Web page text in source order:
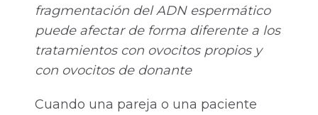
fragmentación del ADN espermático
puede afectar de forma diferente a los
tratamientos con ovocitos propios y
con ovocitos de donante
Cuando una pareja o una paciente